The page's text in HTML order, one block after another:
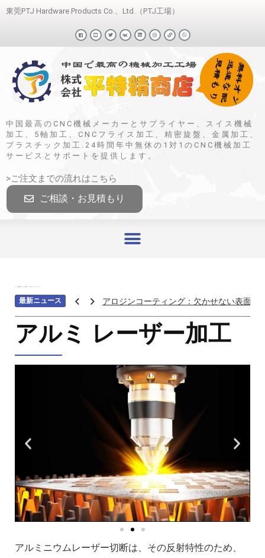
東莞PTJ Hardware Products Co.、Ltd.（PTJ工場）
中国最高のCNC機械メーカーとサプライヤー、スイス機械
加工、5軸加工、CNCフライス加工、精密旋盤、金属加工、
プラスチック加工.24時間年中無休の1対1のCNC機械加工
サービスとサポートを提供します。
>ご注文までの流れはこちら
ご相談・お見積もり
最新ニュース
アロジンコーティング：欠かせない表面処
アームス ブロンズ
紫外線 塗料
ステンレス鋼の切削における加工硬化を防
へら 絞り 加工 と は
チタン鋳造とは: プロセス、用途、温度、
プロトタイプ射出成形: 究極のガイド
LEDライト部品 ダイカストサービス
カスタムメカニカルキーボードはなぜ人気
CNC加工サービスによるCCTV機器アクセ
カスタムバイクのパーツを近くで入手する
CNC加工が精密部品業界を変える
複雑な部品の精密加工時の注意点
CNC機械加工会社とは？
アルミ レーザー加工
アルミニウムレーザー切断は、その反射特性のため、